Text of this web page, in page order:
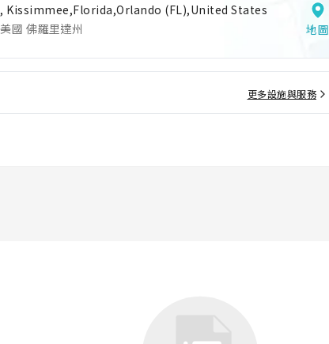
, Kissimmee,Florida,Orlando (FL),United States
美國 佛羅里達州
地圖
更多設施與服務